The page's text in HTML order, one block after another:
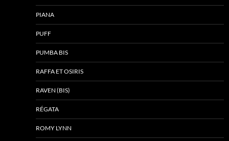
PIANA
PUFF
PUMBA BIS
RAFFA ET OSIRIS
RAVEN (BIS)
RÉGATA
ROMY LYNN